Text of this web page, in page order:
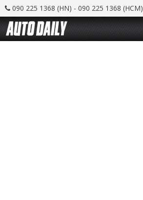
090 225 1368 (HN) - 090 225 1368 (HCM)